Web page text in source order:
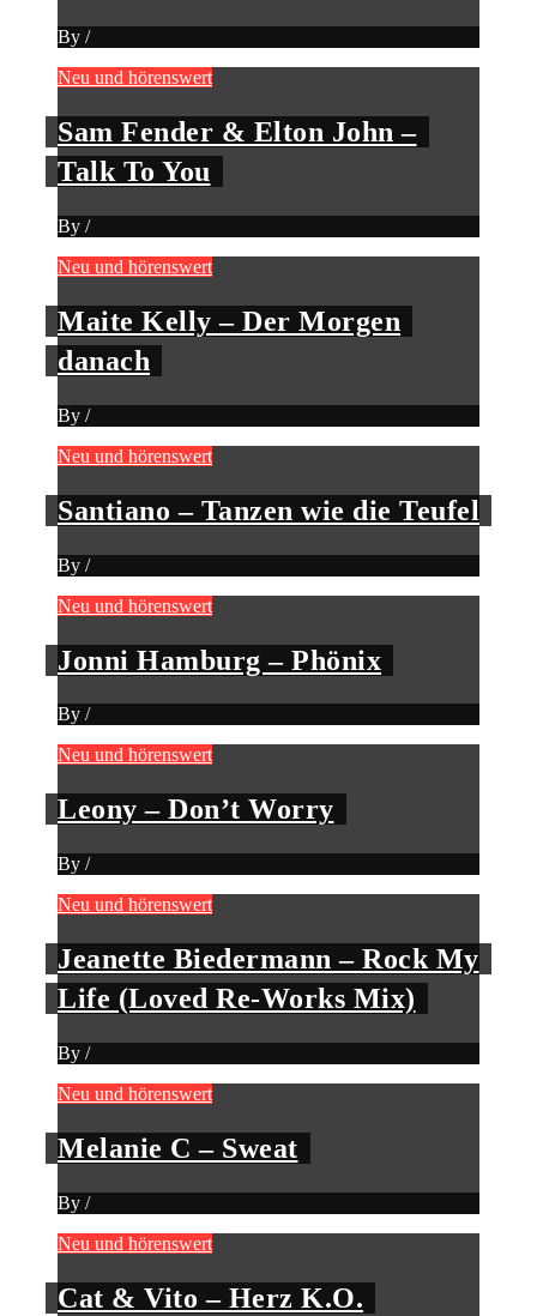
By /
Neu und hörenswert
Sam Fender & Elton John –
Talk To You
By /
Neu und hörenswert
Maite Kelly – Der Morgen
danach
By /
Neu und hörenswert
Santiano – Tanzen wie die Teufel
By /
Neu und hörenswert
Jonni Hamburg – Phönix
By /
Neu und hörenswert
Leony – Don’t Worry
By /
Neu und hörenswert
Jeanette Biedermann – Rock My
Life (Loved Re-Works Mix)
By /
Neu und hörenswert
Melanie C – Sweat
By /
Neu und hörenswert
Cat & Vito – Herz K.O.